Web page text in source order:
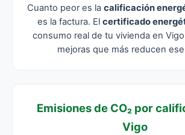
Cuanto peor es la calificación
es la factura. El certificado
consumo real de tu vivienda en
mejoras que más reducen
Emisiones de CO₂ por
Vigo